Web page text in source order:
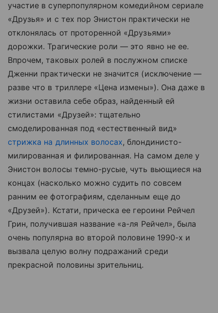
участие в суперпопулярном комедийном сериале
«Друзья» и с тех пор Энистон практически не
отклонялась от проторенной «Друзьями»
дорожки. Трагические роли — это явно не ее.
Впрочем, таковых ролей в послужном списке
Дженни практически не значится (исключение —
разве что в триллере «Цена измены»). Она даже в
жизни оставила себе образ, найденный ей
стилистами «Друзей»: тщательно
смоделированная под «естественный вид»
стрижка на длинных волосах, блондинисто-
милированная и филированная. На самом деле у
Энистон волосы темно-русые, чуть вьющиеся на
концах (насколько можно судить по совсем
ранним ее фотографиям, сделанным еще до
«Друзей»). Кстати, прическа ее героини Рейчел
Грин, получившая название «а-ля Рейчел», была
очень популярна во второй половине 1990-х и
вызвала целую волну подражаний среди
прекрасной половины зрительниц.